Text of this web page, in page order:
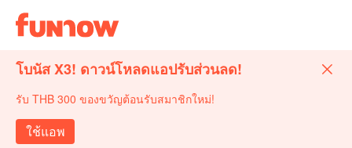
โบนัส X3! ดาวน์โหลดแอปรับส่วนลด!
รับ THB 300 ของขวัญต้อนรับสมาชิกใหม่!
ใช้แอพ